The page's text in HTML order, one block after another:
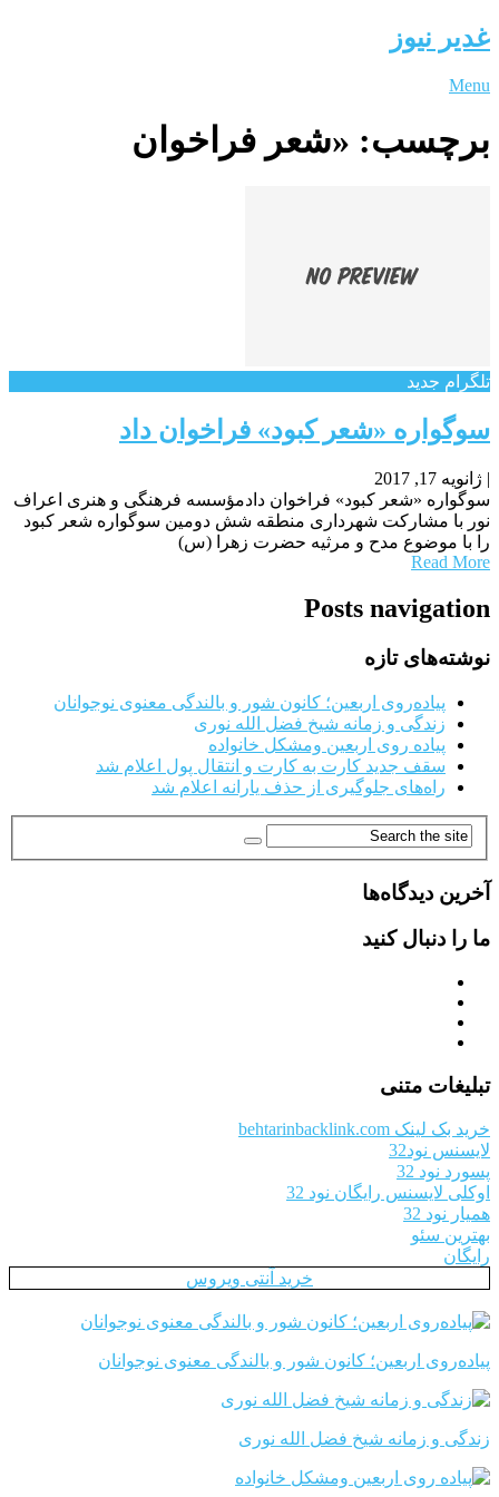
غدیر نیوز
Menu
برچسب: «شعر فراخوان
تلگرام جدید
سوگواره «شعر کبود» فراخوان داد
| ژانویه 17, 2017
سوگواره «شعر کبود» فراخوان دادمؤسسه فرهنگی و هنری اعراف
نور با مشارکت شهرداری منطقه شش دومین سوگواره شعر کبود
را با موضوع مدح و مرثیه حضرت زهرا (س)
Read More
Posts navigation
نوشته‌های تازه
پیاده‌روی اربعین؛ کانون شور و بالندگی معنوی نوجوانان
زندگی و زمانه شیخ فضل الله نوری
پیاده روی اربعین ومشکل خانواده
سقف جدید کارت به کارت و انتقال پول اعلام شد
راه‌های جلوگیری از حذف یارانه اعلام شد
آخرین دیدگاه‌ها
ما را دنبال کنید
تبلیغات متنی
خرید بک لینک behtarinbacklink.com
لایسنس نود32
پسورد نود 32
اوکلی لایسنس رایگان نود 32
همیار نود 32
بهترین سئو
رایگان
خرید آنتی ویروس
پیاده‌روی اربعین؛ کانون شور و بالندگی معنوی نوجوانان
زندگی و زمانه شیخ فضل الله نوری